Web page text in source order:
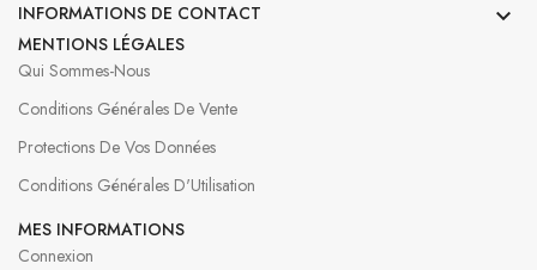
INFORMATIONS DE CONTACT 
MENTIONS LÉGALES
Qui Sommes-Nous
Conditions Générales De Vente
Protections De Vos Données
Conditions Générales D'Utilisation
MES INFORMATIONS
Connexion